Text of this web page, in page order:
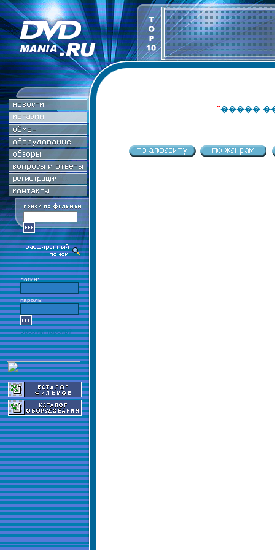
логин:
пароль:
Забыли пароль?
"�����